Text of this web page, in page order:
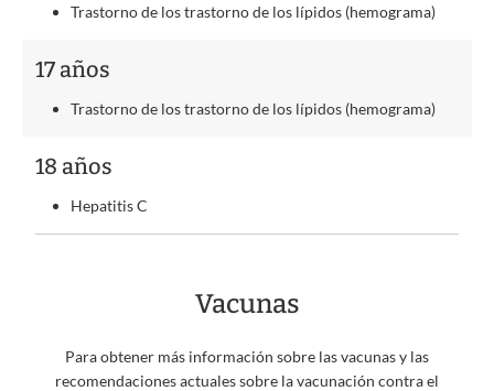
Trastorno de los trastorno de los lípidos (hemograma)
17 años
Trastorno de los trastorno de los lípidos (hemograma)
18 años
Hepatitis C
Vacunas
Para obtener más información sobre las vacunas y las
recomendaciones actuales sobre la vacunación contra el